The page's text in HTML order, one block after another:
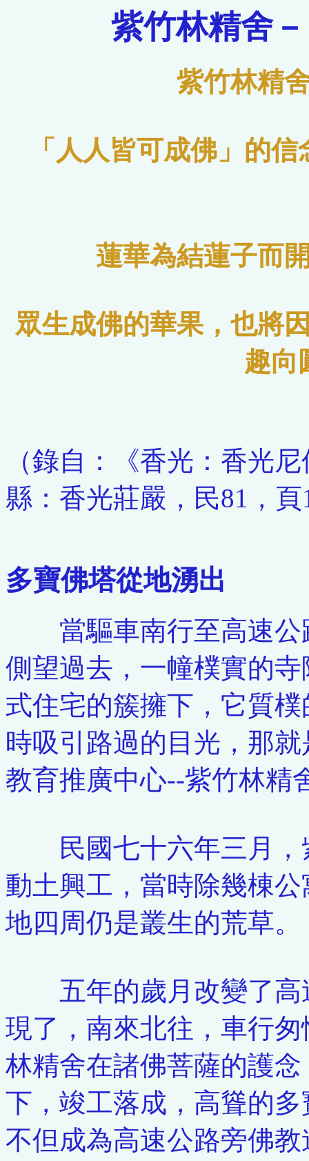
紫竹林精舍
紫竹林精
「人人皆可成佛」的
蓮華為結蓮子而
眾生成佛的華果，也將
趣向
（錄自：《香光：香光
縣：香光莊嚴，民81，頁
多寶佛塔從地湧出
當驅車南行至高速公
側望過去，一幢樸實的
式住宅的簇擁下，它質
時吸引路過的目光，那
教育推廣中心--紫竹林精
民國七十六年三月，
動土興工，當時除幾棟
地四周仍是叢生的荒草。
五年的歲月改變了高
現了，南來北往，車行
林精舍在諸佛菩薩的護
下，竣工落成，高聳的
不但成為高速公路旁佛